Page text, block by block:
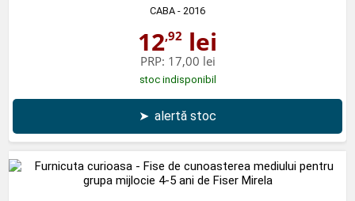
CABA - 2016
12,92 lei
PRP: 17,00 lei
stoc indisponibil
➤ alertă stoc